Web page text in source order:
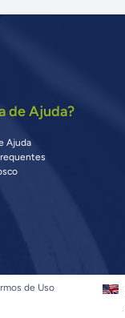
de Ajuda?
Ajuda
de Uso